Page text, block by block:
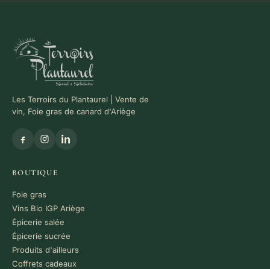
Les Terroirs du Plantaurel | Vente de
vin, Foie gras de canard d'Ariège
BOUTIQUE
Foie gras
Vins Bio IGP Ariège
Épicerie salée
Épicerie sucrée
Produits d'ailleurs
Coffrets cadeaux